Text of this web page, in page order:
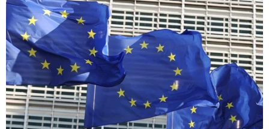
2020: Tâm điểm Brazil-Đức
22/07/2021 00:01
5 năm sau trận chung kết ở Rio, U23 Brazil và U23 Đức
sẽ bắt đầu hành trình chinh phục tấm huy chương Vàng
bóng đá nam Olympic Tokyo bằng màn đối đầu ở lượt
trận mở màn.